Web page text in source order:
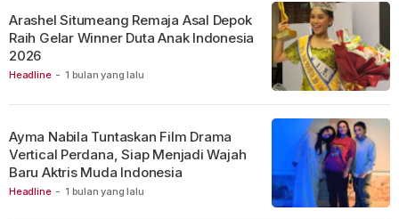
Headline - 1 bulan yang lalu
Arashel Situmeang Remaja Asal Depok
Raih Gelar Winner Duta Anak Indonesia
2026
Headline - 1 bulan yang lalu
Ayma Nabila Tuntaskan Film Drama
Vertical Perdana, Siap Menjadi Wajah
Baru Aktris Muda Indonesia